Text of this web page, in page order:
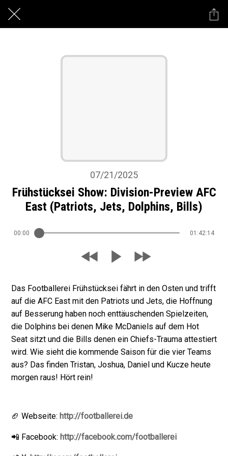
07/21/2025
Frühstücksei Show: Division-Preview AFC
East (Patriots, Jets, Dolphins, Bills)
00:00 01:42:14
Das Footballerei Frühstücksei fährt in den Osten und trifft
auf die AFC East mit den Patriots und Jets, die Hoffnung
auf Besserung haben noch enttäuschenden Spielzeiten,
die Dolphins bei denen Mike McDaniels auf dem Hot
Seat sitzt und die Bills denen ein Chiefs-Trauma attestiert
wird. Wie sieht die kommende Saison für die vier Teams
aus? Das finden Tristan, Joshua, Daniel und Kucze heute
morgen raus! Hört rein!
🏈 Webseite: http://footballerei.de
📲 Facebook: http://facebook.com/footballerei